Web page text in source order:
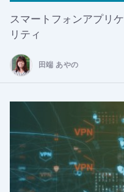
スマートフォンアプリ
リティ
田端 あやの